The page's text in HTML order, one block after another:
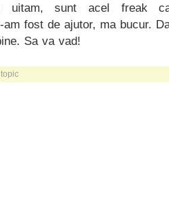
uitam, sunt acel freak
am fost de ajutor, ma bucur.
Sa va vad!